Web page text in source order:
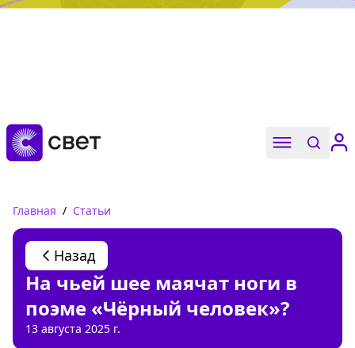
Дружба, любовь, взросление
Читать
Главная / Статьи
Назад
На чьей шее маячат ноги в
поэме «Чёрный человек»?
13 августа 2025 г.